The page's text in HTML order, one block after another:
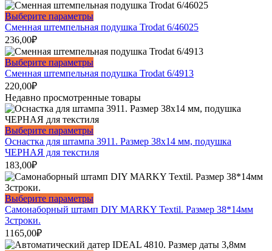
странице
товара.
Выберите параметрыЭтот
товар
несколько
вариаций.
Опции
можно
на
странице
товара.
Сменная штемпельная подушка Trodat 6/46025
236,00₽
Выберите параметрыЭтот
товар
несколько
вариаций.
Опции
можно
выбрать
на
странице
товара.
Сменная штемпельная подушка Trodat 6/4913
220,00₽
Недавно просмотренные товары
Выберите параметрыЭтот
товар
имеет
вариаций.
можно
выбрать
на
товара.
Оснастка для штампа 3911. Размер 38х14 мм, подушка
ЧЕРНАЯ для текстиля
183,00₽
Выберите параметрыЭтот
товар
вариаций.
Самонаборный штамп DIY MARKY Textil. Размер 38*14мм
3строки.
1165,00₽